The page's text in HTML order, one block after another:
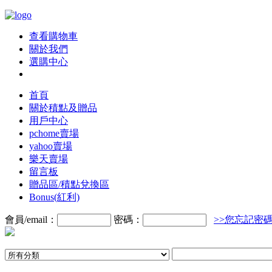
查看購物車
關於我們
選購中心
首頁
關於積點及贈品
用戶中心
pchome賣場
yahoo賣場
樂天賣場
留言板
贈品區/積點兌換區
Bonus(紅利)
會員/email： 密碼： >>您忘記密